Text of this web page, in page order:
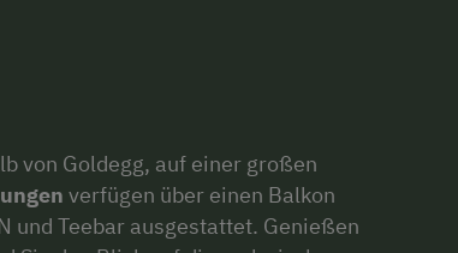
von Goldegg, auf einer großen
verfügen über einen Balkon
und Teebar ausgestattet. Genießen